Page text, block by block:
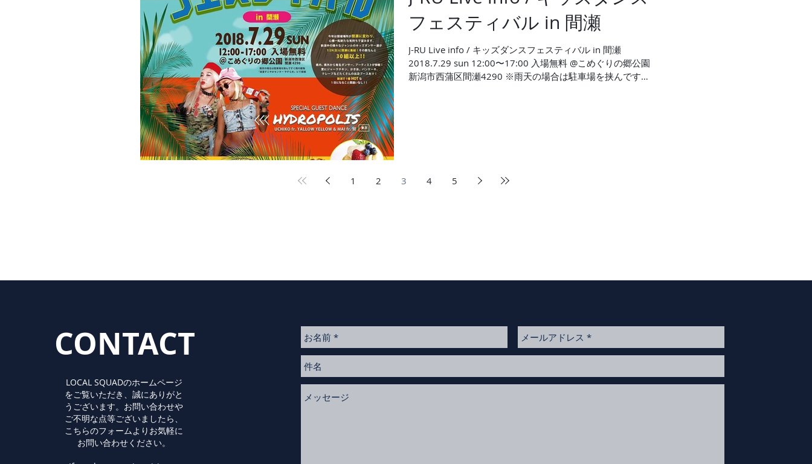
フェスティバル in 間瀬
J-RU Live info / キッズダンスフェスティバル in 間瀬
2018.7.29 sun 12:00〜17:00 入場無料 @こめぐりの郷公園
新潟市西蒲区間瀬4290 ※雨天の場合は駐車場を挟んですぐ
1 2 3 4 5
CONTACT
LOCAL SQUADのホームページ
をご覧いただき、誠にありがと
うございます。お問い合わせや
ご不明な点等ございましたら、
こちらのフォームよりお気軽に
お問い合わせください。